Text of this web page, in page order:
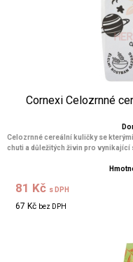
Cornexi Celozrnné
Celozrnné cereální kuličky se
chuti a důležitých živin pro vynikající
81 Kč s DPH
67 Kč bez DPH